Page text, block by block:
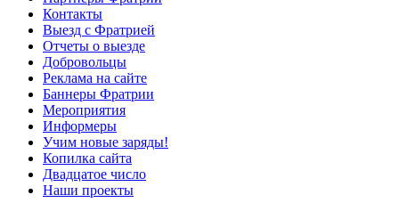
Контакты
Выезд с Фратрией
Отчеты о выезде
Добровольцы
Реклама на сайте
Баннеры Фратрии
Мероприятия
Информеры
Учим новые заряды!
Копилка сайта
Двадцатое число
Наши проекты